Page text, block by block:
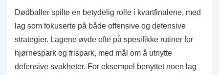
Dødballer spilte en betydelig rolle i kvartfinalene, med
lag som fokuserte på både offensive og defensive
strategier. Lagene øvde ofte på spesifikke rutiner for
hjørnespark og frispark, med mål om å utnytte
defensive svakheter. For eksempel benyttet noen lag